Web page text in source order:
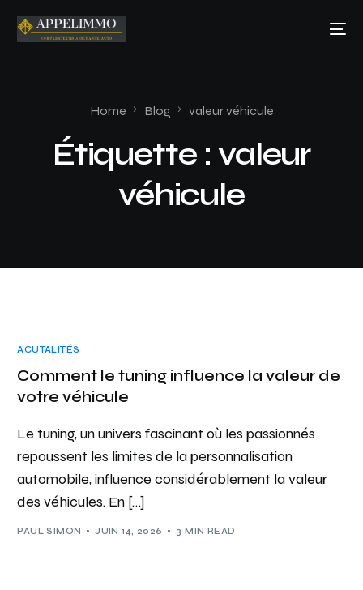
Home Blog valeur véhicule
Étiquette : valeur
véhicule
ACUTALITÉS
Comment le tuning influence la valeur de
votre véhicule
Le tuning, un univers fascinant où les passionnés
repoussent les limites de la personnalisation
automobile, influence considérablement la valeur
des véhicules. En […]
PAUL SIMON JUIN 14, 2026 3 MIN READ